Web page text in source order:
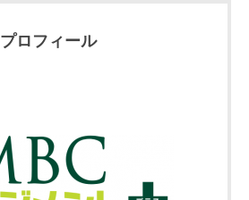
プロフィール